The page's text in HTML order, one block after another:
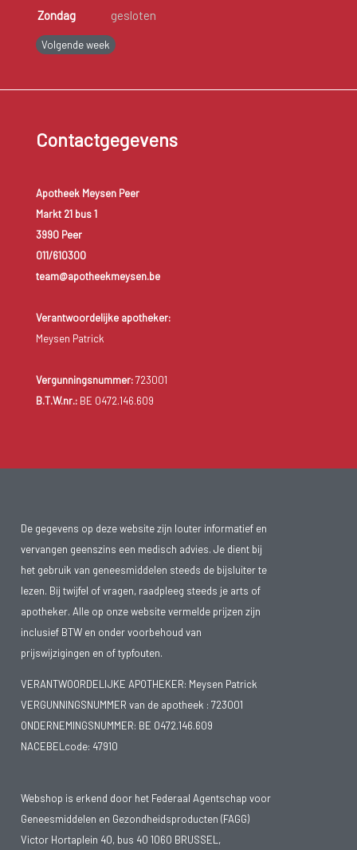
Zondag
gesloten
Volgende week
Contactgegevens
Apotheek Meysen Peer
Markt 21 bus 1
3990 Peer
011/610300
team@apotheekmeysen.be
Verantwoordelijke apotheker:
Meysen Patrick
Vergunningsnummer:723001
B.T.W.nr.:BE 0472.146.609
De gegevens op deze website zijn louter informatief en
vervangen geenszins een medisch advies. Je dient bij
het gebruik van geneesmiddelen steeds de bijsluiter te
lezen. Bij twijfel of vragen, raadpleeg steeds je arts of
apotheker. Alle op onze website vermelde prijzen zijn
inclusief BTW en onder voorbehoud van
prijswijzigingen en of typfouten.
VERANTWOORDELIJKE APOTHEKER: Meysen Patrick
VERGUNNINGSNUMMER van de apotheek : 723001
ONDERNEMINGSNUMMER: BE 0472.146.609
NACEBELcode: 47910
Webshop is erkend door het Federaal Agentschap voor
Geneesmiddelen en Gezondheidsproducten (FAGG)
Victor Hortaplein 40, bus 40 1060 BRUSSEL,